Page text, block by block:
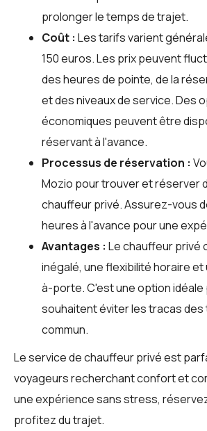
prolonger le temps de trajet.
Coût : Les tarifs varient
150 euros. Les prix peuvent
des heures de pointe, de la
et des niveaux de service. Des
économiques peuvent être
réservant à l'avance.
Processus de réservation :
Mozio pour trouver et réserver
chauffeur privé. Assurez-vous
heures à l'avance pour une
Avantages : Le chauffeur privé
inégalé, une flexibilité horaire
à-porte. C'est une option idéale
souhaitent éviter les tracas
commun.
Le service de chauffeur privé est
voyageurs recherchant confort et
une expérience sans stress,
profitez du trajet.